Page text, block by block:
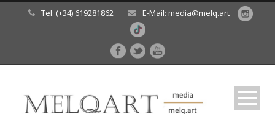
Tel: (+34) 619281862 E-Mail: media@melq.art